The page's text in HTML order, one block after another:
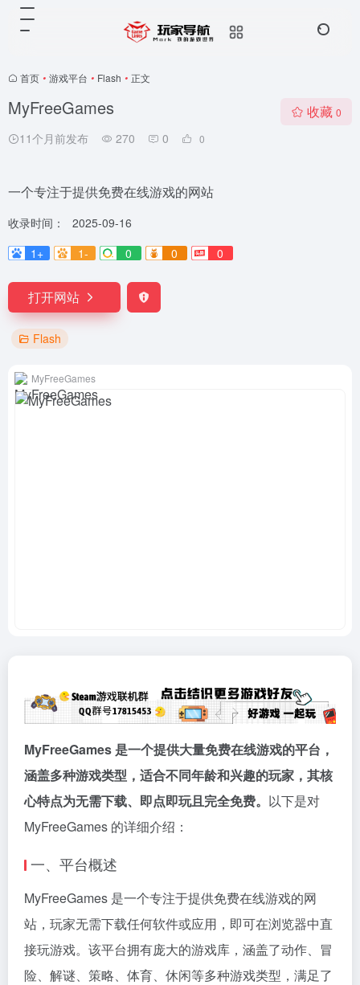
首页 • 游戏平台 • Flash • 正文
MyFreeGames
11个月前发布 270 0 0
收藏 0
一个专注于提供免费在线游戏的网站
收录时间：
2025-09-16
1+
1- 0 0 0
打开网站
Flash
MyFreeGames
MyFreeGames 是一个提供大量免费在线游戏的平台，
涵盖多种游戏类型，适合不同年龄和兴趣的玩家，其核
心特点为无需下载、即点即玩且完全免费。 以下是对
MyFreeGames 的详细介绍：
一、平台概述
MyFreeGames 是一个专注于提供免费在线游戏的网
站，玩家无需下载任何软件或应用，即可在浏览器中直
接玩游戏。该平台拥有庞大的游戏库，涵盖了动作、冒
险、解谜、策略、体育、休闲等多种游戏类型，满足了